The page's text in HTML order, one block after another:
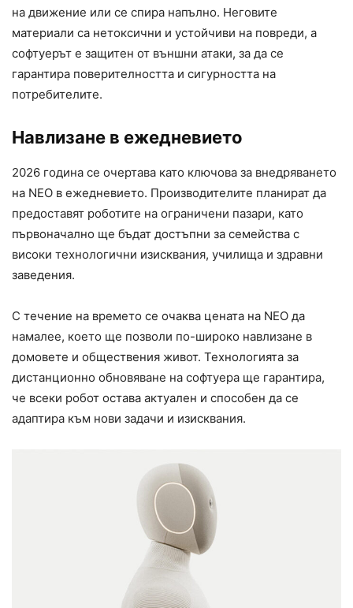
на движение или се спира напълно. Неговите
материали са нетоксични и устойчиви на повреди, а
софтуерът е защитен от външни атаки, за да се
гарантира поверителността и сигурността на
потребителите.
Навлизане в ежедневието
2026 година се очертава като ключова за внедряването
на NEO в ежедневието. Производителите планират да
предоставят роботите на ограничени пазари, като
първоначално ще бъдат достъпни за семейства с
високи технологични изисквания, училища и здравни
заведения.
С течение на времето се очаква цената на NEO да
намалее, което ще позволи по-широко навлизане в
домовете и обществения живот. Технологията за
дистанционно обновяване на софтуера ще гарантира,
че всеки робот остава актуален и способен да се
адаптира към нови задачи и изисквания.